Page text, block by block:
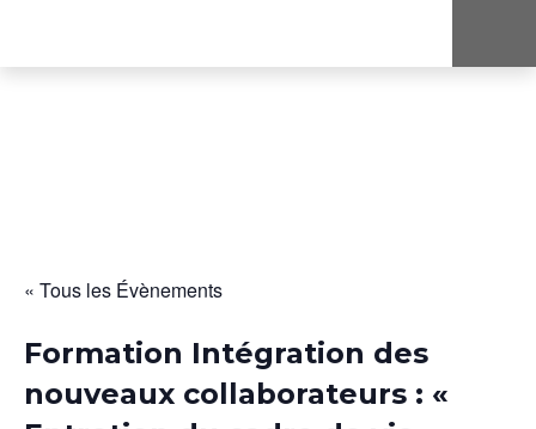
« Tous les Évènements
Formation Intégration des
nouveaux collaborateurs : «